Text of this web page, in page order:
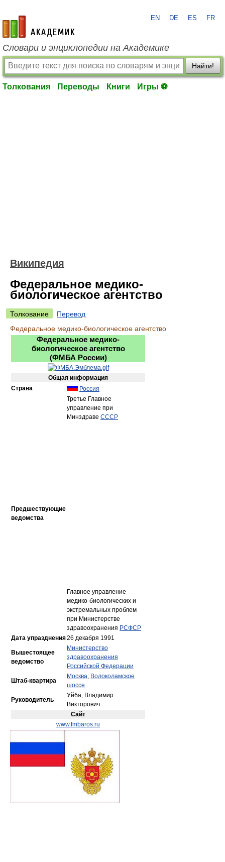
academic.ru
EN DE ES FR
Словари и энциклопедии на Академике
Найти!
Толкования Переводы Книги Игры ⚽
Википедия
Федеральное медико-
биологическое агентство
Толкование
Перевод
Федеральное медико-биологическое агентство
Федеральное медико-
биологическое агентство
(ФМБА России)
Общая информация
Страна
Россия
Предшествующие
ведомства
Третье Главное
управление при
Минздраве СССР
Главное управление
медико-биологических и
экстремальных проблем
при Министерстве
здравоохранения РСФСР
Дата упразднения26 декабря 1991
Вышестоящее
ведомство
Министерство
здравоохранения
Российской Федерации
Штаб-квартира
Москва, Волоколамское
шоссе
Руководитель
Уйба, Владимир
Викторович
Сайт
www.fmbaros.ru